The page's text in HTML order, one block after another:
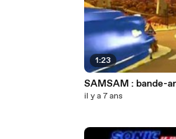
1:23
SAMSAM : bande-
il y a 7 ans